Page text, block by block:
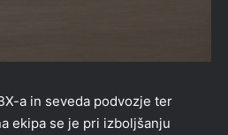
a in seveda podvozje ter
ekipa se je pri izboljšanju